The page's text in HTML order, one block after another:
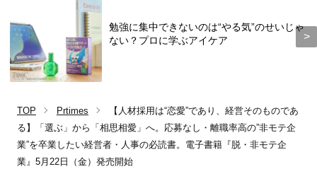
勉強に集中できないのは“やる気”のせいじゃ
ない？プロに学ぶアイケア
TOP Prtimes
【人材採用は“恋愛”であり、経営そのものであ
る】「選ぶ」から「相思相愛」へ。応募なし・離職率高の”非モテ企
業”を卒業したい経営者・人事の必読書。電子書籍『脱・非モテ企
業』5月22日（金）発売開始